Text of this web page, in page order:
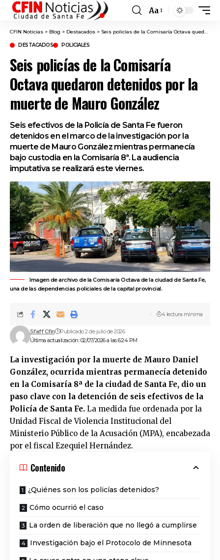
Font
Resizer
Aa
CFIN Noticias > Blog > Destacados > Seis policías de la Comisaría Octava quedaron detenidos por la muerte de Mauro González
DESTACADOS POLICIALES
Seis policías de la Comisaría
Octava quedaron detenidos por la
muerte de Mauro González
Seis efectivos de la Policía de Santa Fe fueron
detenidos en el marco de la investigación por la
muerte de Mauro González mientras permanecía
bajo custodia en la Comisaría 8ª. La audiencia
imputativa se realizará este viernes.
Imagen de archivo de la Comisaría Octava de la ciudad de Santa Fe,
una de las dependencias policiales de la capital provincial.
Última actualización: 02/07/2026 a las 6:24 PM
Sfaff Cfin Publicado 2 de julio de 2026
4 lectura mínima
La investigación por la muerte de Mauro Daniel
González, ocurrida mientras permanecía detenido
en la Comisaría 8ª de la ciudad de Santa Fe, dio un
paso clave con la detención de seis efectivos de la
Policía de Santa Fe. La medida fue ordenada por la
Unidad Fiscal de Violencia Institucional del
Ministerio Público de la Acusación (MPA), encabezada
por el fiscal Ezequiel Hernández.
Contenido
¿Quiénes son los policías detenidos?
Cómo ocurrió el caso
La orden de liberación que no llegó a cumplirse
Investigación bajo el Protocolo de Minnesota